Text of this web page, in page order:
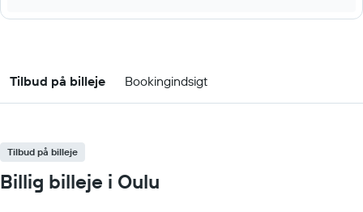
Tilbud på billeje Bookingindsigt
Tilbud på billeje
Billig billeje i Oulu